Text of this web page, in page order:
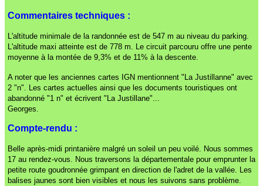
Commentaires techniques :
L'altitude minimale de la randonnée est de 547 m au niveau du parking.
L'altitude maxi atteinte est de 778 m. Le circuit parcouru offre une pente
moyenne à la montée de 9,3% et de 11% à la descente.
A noter que les anciennes cartes IGN mentionnent "La Justillanne" avec
2 "n". Les cartes actuelles ainsi que les documents touristiques ont
abandonné "1 n" et écrivent "La Justillane"...
Georges.
Compte-rendu :
Belle après-midi printanière malgré un soleil un peu voilé. Nous sommes
17 au rendez-vous. Nous traversons la départementale pour emprunter la
petite route goudronnée grimpant en direction de l'adret de la vallée. Les
balises jaunes sont bien visibles et nous les suivons sans problème.